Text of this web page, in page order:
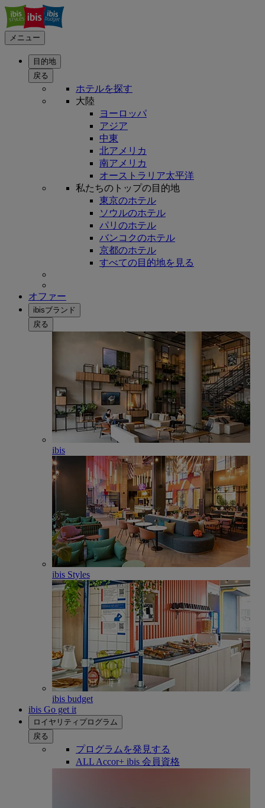
メニュー
目的地
戻る
ホテルを探す
大陸
ヨーロッパ
アジア
中東
北アメリカ
南アメリカ
オーストラリア太平洋
私たちのトップの目的地
東京のホテル
ソウルのホテル
パリのホテル
バンコクのホテル
京都のホテル
すべての目的地を見る
オファー
ibisブランド
戻る
ibis
ibis Styles
ibis budget
ibis Go get it
ロイヤリティプログラム
戻る
プログラムを発見する
ALL Accor+ ibis 会員資格